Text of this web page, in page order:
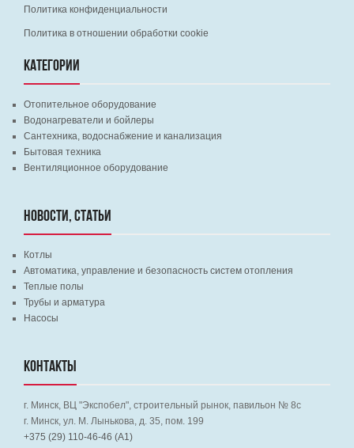
Политика конфиденциальности
Политика в отношении обработки cookie
КАТЕГОРИИ
Отопительное оборудование
Водонагреватели и бойлеры
Сантехника, водоснабжение и канализация
Бытовая техника
Вентиляционное оборудование
НОВОСТИ, СТАТЬИ
Котлы
Автоматика, управление и безопасность систем отопления
Теплые полы
Трубы и арматура
Насосы
КОНТАКТЫ
г. Минск, ВЦ "Экспобел", строительный рынок, павильон № 8c
г. Минск, ул. М. Лынькова, д. 35, пом. 199
+375 (29) 110-46-46 (А1)